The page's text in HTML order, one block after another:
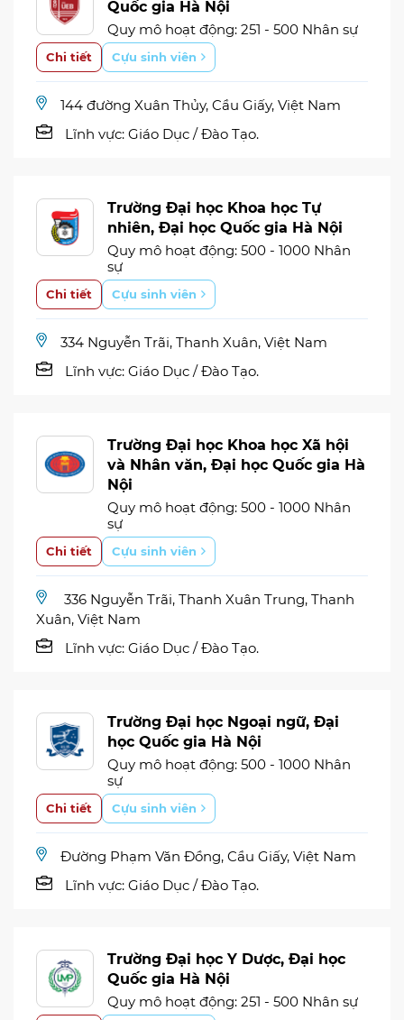
Quốc gia Hà Nội
Quy mô hoạt động: 251 - 500 Nhân sự
Chi tiết Cựu sinh viên
144 đường Xuân Thủy, Cầu Giấy, Việt Nam
Lĩnh vực: Giáo Dục / Đào Tạo.
Trường Đại học Khoa học Tự
nhiên, Đại học Quốc gia Hà Nội
Quy mô hoạt động: 500 - 1000 Nhân
sự
Chi tiết Cựu sinh viên
334 Nguyễn Trãi, Thanh Xuân, Việt Nam
Lĩnh vực: Giáo Dục / Đào Tạo.
Trường Đại học Khoa học Xã hội
và Nhân văn, Đại học Quốc gia Hà
Nội
Quy mô hoạt động: 500 - 1000 Nhân
sự
Chi tiết Cựu sinh viên
336 Nguyễn Trãi, Thanh Xuân Trung, Thanh
Xuân, Việt Nam
Lĩnh vực: Giáo Dục / Đào Tạo.
Trường Đại học Ngoại ngữ, Đại
học Quốc gia Hà Nội
Quy mô hoạt động: 500 - 1000 Nhân
sự
Chi tiết Cựu sinh viên
Đường Phạm Văn Đồng, Cầu Giấy, Việt Nam
Lĩnh vực: Giáo Dục / Đào Tạo.
Trường Đại học Y Dược, Đại học
Quốc gia Hà Nội
Quy mô hoạt động: 251 - 500 Nhân sự